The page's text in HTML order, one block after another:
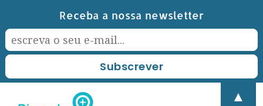
content
Receba a nossa newsletter
▲